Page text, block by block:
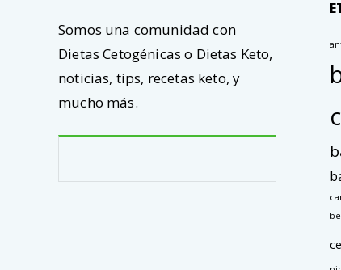
Somos una comunidad con
Dietas Cetogénicas o Dietas Keto,
noticias, tips, recetas keto, y
mucho más.